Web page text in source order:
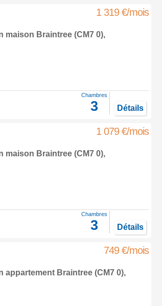
1 319 €/mois
maison Braintree(CM7 0),
Chambres
3 Détails
1 079 €/mois
maison Braintree(CM7 0),
Chambres
3 Détails
749 €/mois
appartement Braintree(CM7 0),